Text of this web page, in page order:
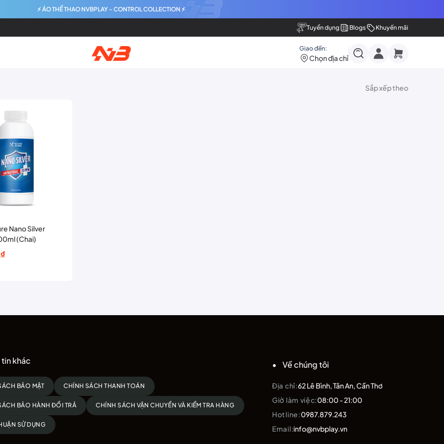
Tuyển dụng Blogs Khuyến mãi
Giao đến:
Chọn địa chỉ
⚡ ÁO THỂ THAO NVBPLAY - CONTROL COLLECTION ⚡
Sắp xếp theo
Nano Silver
(Chai)
₫
khác
BẢO MẬT CHÍNH SÁCH THANH TOÁN
BẢO HÀNH ĐỔI TRẢ CHÍNH SÁCH VẬN CHUYỂN VÀ KIỂM TRA HÀNG
SỬ DỤNG
Về chúng tôi
Địa chỉ:62 Lê Bình, Tân An, Cần Thơ
Giờ làm việc:08:00 - 21:00
Hotline:0987.879.243
Email:info@nvbplay.vn